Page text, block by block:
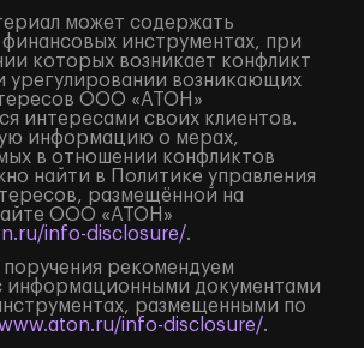
может содержать
инструментах, при
которых возникает конфликт
урегулировании возникающих
ООО «АТОН»
интересами своих клиентов.
информацию о мерах,
в отношении конфликтов
найти в Политике управления
размещённой на
ООО «АТОН»
info-disclosure/.
поручения рекомендуем
информационными документами
размещенными по
info-disclosure/.